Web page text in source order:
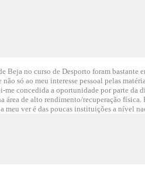
Beja no curso de Desporto foram
só ao meu interesse pessoal pelas
me concedida a oportunidade por parte da
área de alto rendimento/recuperação
ver é das poucas instituições a nível